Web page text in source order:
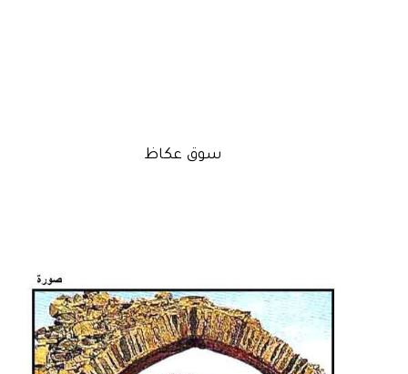
سوق عكاظ